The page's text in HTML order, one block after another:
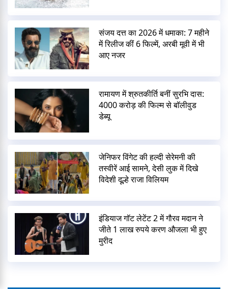
संजय दत्त का 2026 में धमाका: 7 महीने
में रिलीज कीं 6 फिल्में, अरबी मूवी में भी
आए नजर
रामायण में श्रुतकीर्ति बनीं सुरभि दास:
4000 करोड़ की फिल्म से बॉलीवुड
डेब्यू
जेनिफर विंगेट की हल्दी सेरेमनी की
तस्वीरें आई सामने, देसी लुक में दिखे
विदेशी दूल्हे राजा विलियम
इंडियाज गॉट लेटेंट 2 में गौरव मदान ने
जीते 1 लाख रुपये करण औजला भी हुए
मुरीद